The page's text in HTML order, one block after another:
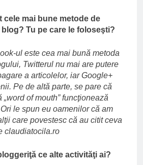
mai bune metode de
Tu pe care le foloseşti?
ul este cea mai bună metoda
Twitterul nu mai are putere
a articolelor, iar Google+
Pe de altă parte, se pare că
of mouth” funcţionează
le spun eu oamenilor că am
care povestesc că au citit ceva
claudiatocila.ro
ce alte activităţi ai?